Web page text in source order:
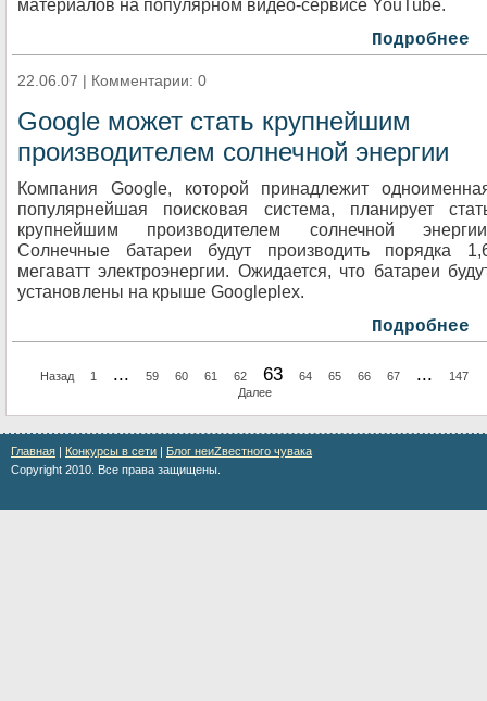
материалов на популярном видео-сервисе YouTube.
Подробнее
22.06.07 | Комментарии: 0
Google может стать крупнейшим
производителем солнечной энергии
Компания Google, которой принадлежит
популярнейшая поисковая система, планирует
крупнейшим производителем солнечной
Солнечные батареи будут производить порядка
мегаватт электроэнергии. Ожидается, что батареи
установлены на крыше Googleplex.
Подробнее
Назад 1 ... 59 60 61 62 63 64 65 66 67 ...
147
Далее
Главная | Конкурсы в сети | Блог неиZвестного чувака
Copyright 2010. Все права защищены.